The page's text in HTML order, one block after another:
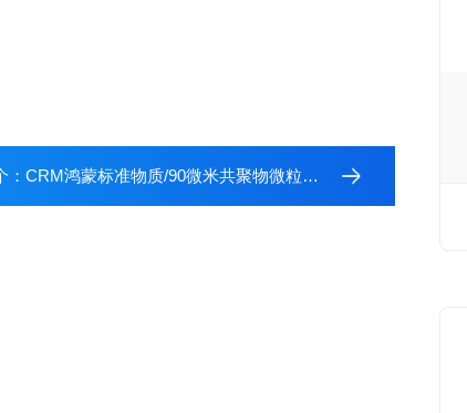
： CRM鸿蒙标准物质/90微米共聚物微粒悬浮液